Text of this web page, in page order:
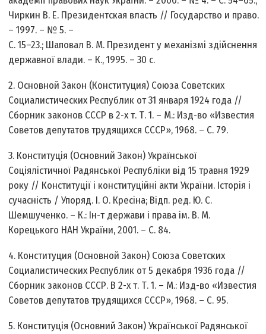
Чиркин В. Е. Президентская власть // Государство и право.
– 1997. – № 5. –
С. 15–23.; Шаповал В. М. Президент у механізмі здійснення
державної влади. – К., 1995. – 30 с.
2. Основной Закон (Конституция) Союза Советских
Социалистических Республик от 31 января 1924 года //
Сборник законов СССР в 2-х т. Т. 1. – М.: Изд-во «Известия
Советов депутатов трудящихся СССР», 1968. – С. 79.
3. Конституція (Основний Закон) Української
Соціялістичної Радянської Республіки від 15 травня 1929
року // Конституції і конституційні акти України. Історія і
сучасність / Упоряд. І. О. Кресіна; Відп. ред. Ю. С.
Шемшученко. – К.: Ін-т держави і права ім. В. М.
Корецького НАН України, 2001. – С. 84.
4. Конституция (Основной Закон) Союза Советских
Социалистических Республик от 5 декабря 1936 года //
Сборник законов СССР. В 2-х т. Т. 1. – М.: Изд-во «Известия
Советов депутатов трудящихся СССР», 1968. – С. 95.
5. Конституція (Основний Закон) Української Радянської